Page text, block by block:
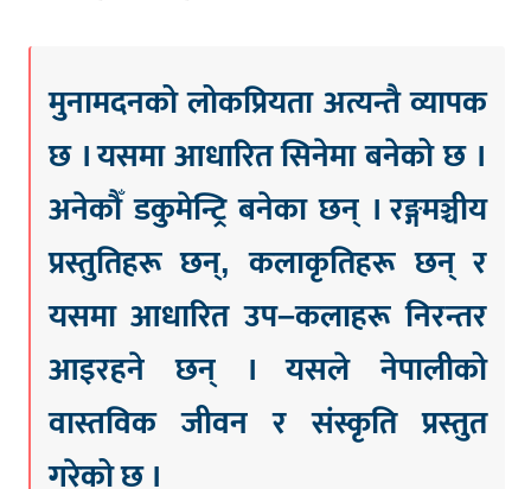
मुनामदनको लोकप्रियता अत्यन्तै व्यापक
छ । यसमा आधारित सिनेमा बनेको छ ।
अनेकौँ डकुमेन्ट्रि बनेका छन् । रङ्गमञ्चीय
प्रस्तुतिहरू छन्, कलाकृतिहरू छन् र
यसमा आधारित उप–कलाहरू निरन्तर
आइरहने छन् । यसले नेपालीको
वास्तविक जीवन र संस्कृति प्रस्तुत
गरेको छ ।